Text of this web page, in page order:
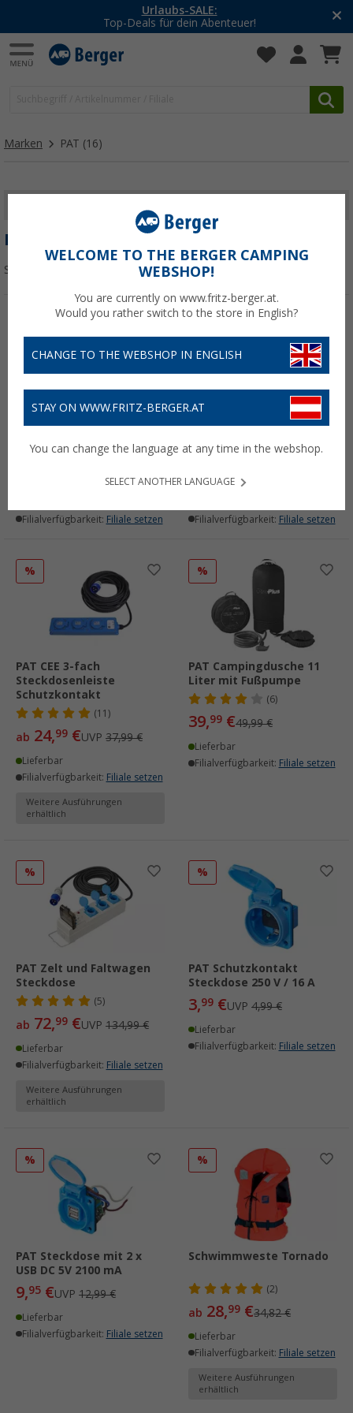
Urlaubs-SALE:
Top-Deals für dein Abenteuer!
Marken PAT (16)
PAT
Sortieren:
(18)
Filialverfügbarkeit: Filiale setzen
PAT Reise- & Camping
(13)
19,99 € UVP
Filialverfügbarkeit: Filiale setzen
%
PAT CEE 3-fach
Steckdosenleiste
Schutzkontakt
(11)
ab 24,99 €UVP 37,99 €
Lieferbar
Filialverfügbarkeit: Filiale setzen
Weitere Ausführungen
erhältlich
%
PAT Campingdusche 11
Liter mit Fußpumpe
(6)
39,99 €49,99 €
Lieferbar
Filialverfügbarkeit: Filiale setzen
%
PAT Zelt und Faltwagen
Steckdose
(5)
ab 72,99 €UVP 134,99 €
Lieferbar
Filialverfügbarkeit: Filiale setzen
Weitere Ausführungen
erhältlich
%
PAT Schutzkontakt
Steckdose 250 V / 16 A
3,99 €UVP 4,99 €
Lieferbar
Filialverfügbarkeit: Filiale setzen
%
PAT Steckdose mit 2 x
USB DC 5V 2100 mA
9,95 €UVP 12,99 €
Lieferbar
Filialverfügbarkeit: Filiale setzen
%
Schwimmweste Tornado
(2)
ab 28,99 €34,82 €
Lieferbar
Filialverfügbarkeit: Filiale setzen
Weitere Ausführungen
erhältlich
WELCOME TO THE BERGER CAMPING
WEBSHOP!
You are currently on www.fritz-berger.at.
Would you rather switch to the store in English?
CHANGE TO THE WEBSHOP IN ENGLISH
STAY ON WWW.FRITZ-BERGER.AT
You can change the language at any time in the webshop.
SELECT ANOTHER LANGUAGE